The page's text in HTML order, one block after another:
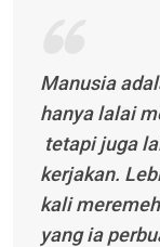
Manusia
hanya lalai
tetapi juga
kerjakan.
kali
yang ia